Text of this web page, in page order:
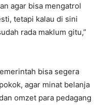
agar bisa mengatrol
tetapi kalau di sini
rada maklum gitu,”
bisa segera
agar minat belanja
omzet para pedagang